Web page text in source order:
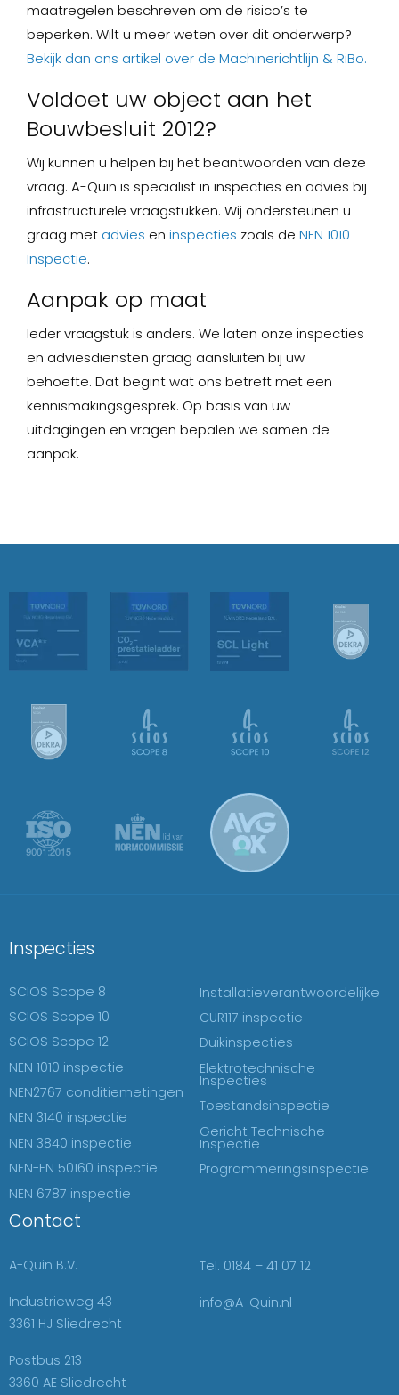
maatregelen beschreven om de risico’s te
beperken. Wilt u meer weten over dit onderwerp?
Bekijk dan ons artikel over de Machinerichtlijn & RiBo.
Voldoet uw object aan het
Bouwbesluit 2012?
Wij kunnen u helpen bij het beantwoorden van deze
vraag. A-Quin is specialist in inspecties en advies bij
infrastructurele vraagstukken. Wij ondersteunen u
graag met advies en inspecties zoals de NEN 1010
Inspectie.
Aanpak op maat
Ieder vraagstuk is anders. We laten onze inspecties
en adviesdiensten graag aansluiten bij uw
behoefte. Dat begint wat ons betreft met een
kennismakingsgesprek. Op basis van uw
uitdagingen en vragen bepalen we samen de
aanpak.
Inspecties
SCIOS Scope 8
SCIOS Scope 10
SCIOS Scope 12
NEN 1010 inspectie
NEN2767 conditiemetingen
NEN 3140 inspectie
NEN 3840 inspectie
NEN-EN 50160 inspectie
NEN 6787 inspectie
Installatieverantwoordelijke
CUR117 inspectie
Duikinspecties
Elektrotechnische
Inspecties
Toestandsinspectie
Gericht Technische
Inspectie
Programmeringsinspectie
Contact
A-Quin B.V.
Industrieweg 43
3361 HJ Sliedrecht
Postbus 213
3360 AE Sliedrecht
Tel. 0184 – 41 07 12
info@A-Quin.nl